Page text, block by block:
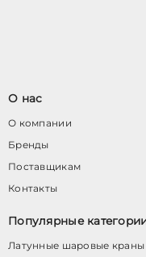
О нас
О компании
Бренды
Поставщикам
Контакты
Популярные
Латунные шаровые краны